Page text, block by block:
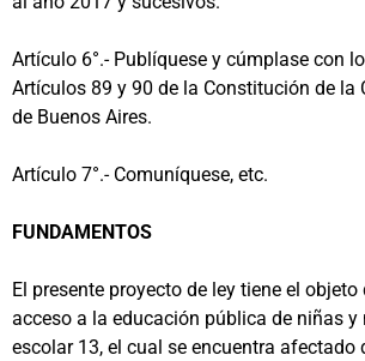
Artículo 6°.- Publíquese y cúmplase con
Artículos 89 y 90 de la Constitución de la
de Buenos Aires.
Artículo 7°.- Comuníquese, etc.
FUNDAMENTOS
El presente proyecto de ley tiene el objeto
acceso a la educación pública de niñas
escolar 13, el cual se encuentra afectado